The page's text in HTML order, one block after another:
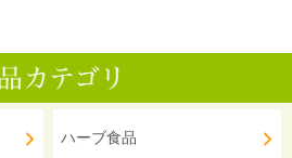
ハーブ食品